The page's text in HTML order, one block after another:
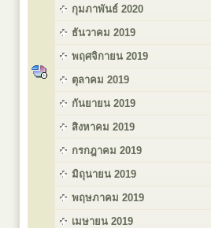
กุมภาพันธ์ 2020
ธันวาคม 2019
พฤศจิกายน 2019
ตุลาคม 2019
กันยายน 2019
สิงหาคม 2019
กรกฎาคม 2019
มิถุนายน 2019
พฤษภาคม 2019
เมษายน 2019